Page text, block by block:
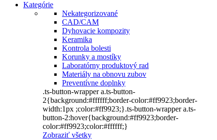
Kategórie
Nekategorizované
CAD/CAM
Dyhovacie kompozity
Keramika
Kontrola bolesti
Korunky a mostíky
Laboratórny produktový rad
Materiály na obnovu zubov
Preventívne doplnky
.ts-button-wrapper a.ts-button-
2{background:#ffffff;border-color:#ff9923;border-
width:1px ;color:#ff9923;}.ts-button-wrapper a.ts-
button-2:hover{background:#ff9923;border-
color:#ff9923;color:#ffffff;}
Zobraziť všetky